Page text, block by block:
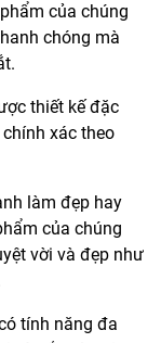
của chúng
chóng mà
thiết kế đặc
xác theo
làm đẹp hay
của chúng
vời và đẹp như
tính năng đa